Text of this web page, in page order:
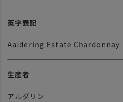
英字表記
Aaldering Estate Chardonnay
生産者
アルダリン